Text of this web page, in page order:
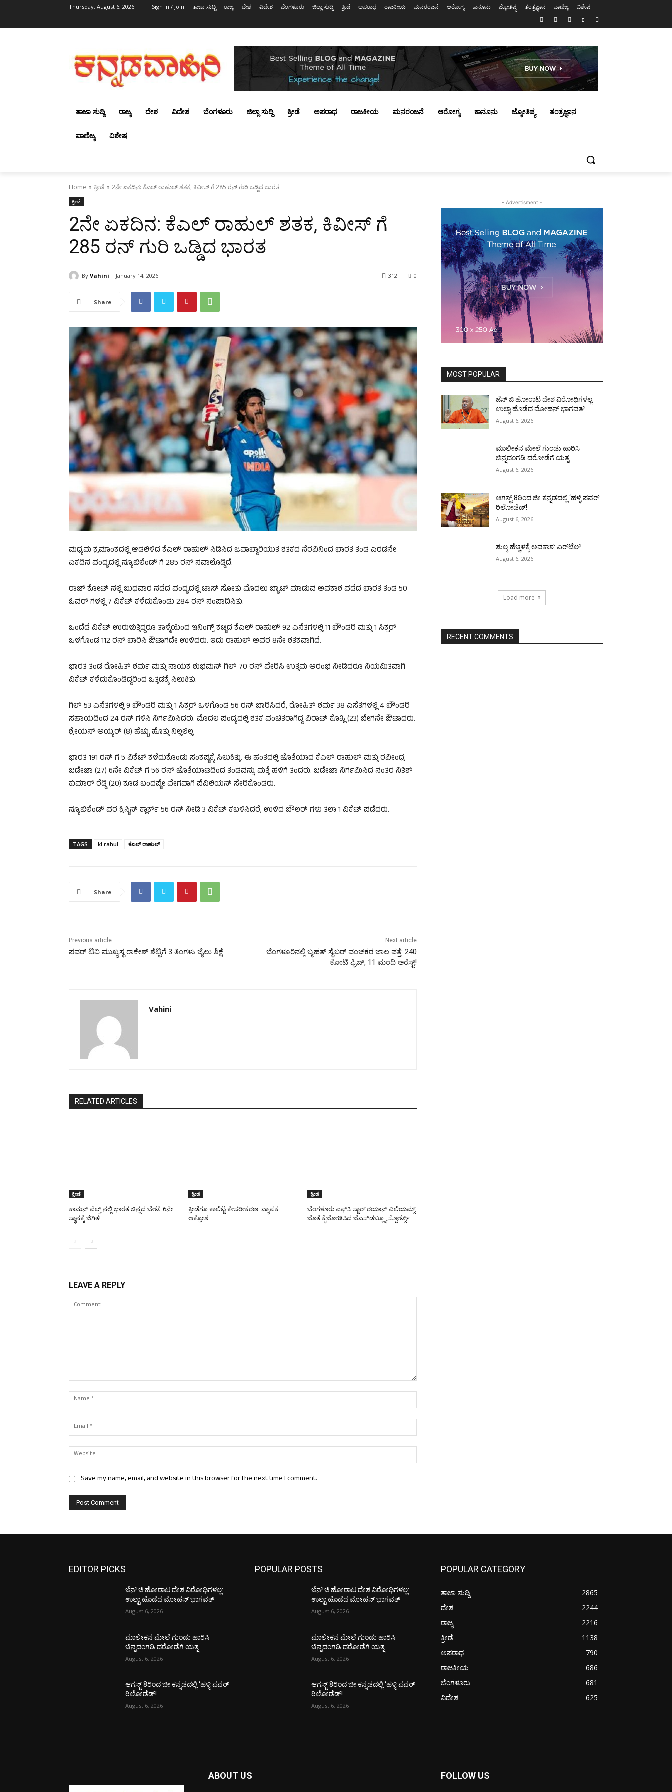
Thursday, August 6, 2026 Sign in / Join ತಾಜಾ ಸುದ್ದಿ ರಾಜ್ಯ ದೇಶ ವಿದೇಶ ಬೆಂಗಳೂರು ಜಿಲ್ಲಾ ಸುದ್ದಿ ಕ್ರೀಡೆ ಅಪರಾಧ ರಾಜಕೀಯ ಮನರಂಜನೆ ಆರೋಗ್ಯ ಕಾನೂನು ಜ್ಯೋತಿಷ್ಯ ತಂತ್ರಜ್ಞಾನ ವಾಣಿಜ್ಯ ವಿಶೇಷ
ತಾಜಾ ಸುದ್ದಿ ರಾಜ್ಯ ದೇಶ ವಿದೇಶ ಬೆಂಗಳೂರು ಜಿಲ್ಲಾ ಸುದ್ದಿ ಕ್ರೀಡೆ ಅಪರಾಧ ರಾಜಕೀಯ ಮನರಂಜನೆ ಆರೋಗ್ಯ ಕಾನೂನು ಜ್ಯೋತಿಷ್ಯ ತಂತ್ರಜ್ಞಾನ
ವಾಣಿಜ್ಯ ವಿಶೇಷ
Home ಕ್ರೀಡೆ 2ನೇ ಏಕದಿನ: ಕೆಎಲ್ ರಾಹುಲ್ ಶತಕ, ಕಿವೀಸ್ ಗೆ 285 ರನ್ ಗುರಿ ಒಡ್ಡಿದ ಭಾರತ
ಕ್ರೀಡೆ
2ನೇ ಏಕದಿನ: ಕೆಎಲ್ ರಾಹುಲ್ ಶತಕ, ಕಿವೀಸ್ ಗೆ
285 ರನ್ ಗುರಿ ಒಡ್ಡಿದ ಭಾರತ
By Vahini January 14, 2026 0
312
Share
ಮಧ್ಯಮ ಕ್ರಮಾಂಕದಲ್ಲಿ ಆಡಲಿಳಿದ ಕೆಎಲ್ ರಾಹುಲ್ ಸಿಡಿಸಿದ ಜವಾಬ್ದಾರಿಯುತ ಶತಕದ ನೆರವಿನಿಂದ ಭಾರತ ತಂಡ ಎರಡನೇ
ಏಕದಿನ ಪಂದ್ಯದಲ್ಲಿ ನ್ಯೂಜಿಲೆಂಡ್ ಗೆ 285 ರನ್ ಸವಾಲೊಡ್ಡಿದೆ.
ರಾಜ್ ಕೋಟ್ ನಲ್ಲಿ ಬುಧವಾರ ನಡೆದ ಪಂದ್ಯದಲ್ಲಿ ಟಾಸ್ ಸೋತು ಮೊದಲು ಬ್ಯಾಟ್ ಮಾಡುವ ಅವಕಾಶ ಪಡೆದ ಭಾರತ ತಂಡ 50
ಓವರ್ ಗಳಲ್ಲಿ 7 ವಿಕೆಟ್ ಕಳೆದುಕೊಂಡು 284 ರನ್ ಸಂಪಾದಿಸಿತು.
ಒಂದೆಡೆ ವಿಕೆಟ್ ಉರುಳುತ್ತಿದ್ದರೂ ತಾಳ್ಮೆಯಿಂದ ಇನಿಂಗ್ಸ್ ಕಟ್ಟಿದ ಕೆಎಲ್ ರಾಹುಲ್ 92 ಎಸೆತಗಳಲ್ಲಿ 11 ಬೌಂಡರಿ ಮತ್ತು 1 ಸಿಕ್ಸರ್
ಒಳಗೊಂಡ 112 ರನ್ ಬಾರಿಸಿ ಔಟಾಗದೇ ಉಳಿದರು. ಇದು ರಾಹುಲ್ ಅವರ 8ನೇ ಶತಕವಾಗಿದೆ.
ಭಾರತ ತಂಡ ರೋಹಿತ್ ಶರ್ಮ ಮತ್ತು ನಾಯಕ ಶುಭಮನ್ ಗಿಲ್ 70 ರನ್ ಪೇರಿಸಿ ಉತ್ತಮ ಆರಂಭ ನೀಡಿದರೂ ನಿಯಮಿತವಾಗಿ
ವಿಕೆಟ್ ಕಳೆದುಕೊಂಡಿದ್ದರಿಂದ ಒತ್ತಡಕ್ಕೆ ಸಿಲುಕಿತು.
ಗಿಲ್ 53 ಎಸೆತಗಳಲ್ಲಿ 9 ಬೌಂಡರಿ ಮತ್ತು 1 ಸಿಕ್ಸರ್ ಒಳಗೊಂಡ 56 ರನ್ ಬಾರಿಸಿದರೆ, ರೋಹಿತ್ ಶರ್ಮ 38 ಎಸೆತಗಳಲ್ಲಿ 4 ಬೌಂಡರಿ
ಸಹಾಯದಿಂದ 24 ರನ್ ಗಳಿಸಿ ನಿರ್ಗಮಿಸಿದರು. ಮೊದಲ ಪಂದ್ಯದಲ್ಲಿ ಶತಕ ವಂಚಿತರಾಗಿದ್ದ ವಿರಾಟ್ ಕೊಹ್ಲಿ (23) ಬೇಗನೇ ಔಟಾದರು.
ಶ್ರೇಯಸ್ ಅಯ್ಯರ್ (8) ಹೆಚ್ಚು ಹೊತ್ತು ನಿಲ್ಲಲಿಲ್ಲ.
ಭಾರತ 191 ರನ್ ಗೆ 5 ವಿಕೆಟ್ ಕಳೆದುಕೊಂಡು ಸಂಕಷ್ಟಕ್ಕೆ ಸಿಲುಕಿತ್ತು. ಈ ಹಂತದಲ್ಲಿ ಜೊತೆಯಾದ ಕೆಎಲ್ ರಾಹುಲ್ ಮತ್ತು ರವೀಂದ್ರ
ಜಡೇಜಾ (27) 6ನೇ ವಿಕೆಟ್ ಗೆ 56 ರನ್ ಜೊತೆಯಾಟದಿಂದ ತಂಡವನ್ನು ಮತ್ತೆ ಹಳಿಗೆ ತಂದರು. ಜಡೇಜಾ ನಿರ್ಗಮಿಸಿದ ನಂತರ ನಿತಿಶ್
ಕುಮಾರ್ ರೆಡ್ಡಿ (20) ಕೂಡ ಬಂದಷ್ಟೇ ವೇಗವಾಗಿ ಪೆವಿಲಿಯನ್ ಸೇರಿಕೊಂಡರು.
ನ್ಯೂಜಿಲೆಂಡ್ ಪರ ಕ್ರಿಸ್ಟಿನ್ ಕ್ಲಾರ್ಕ್ 56 ರನ್ ನೀಡಿ 3 ವಿಕೆಟ್ ಕಬಳಿಸಿದರೆ, ಉಳಿದ ಬೌಲರ್ ಗಳು ತಲಾ 1 ವಿಕೆಟ್ ಪಡೆದರು.
TAGS kl rahul ಕೆಎಲ್ ರಾಹುಲ್
Share
Previous article
ಪವರ್ ಟಿವಿ ಮುಖ್ಯಸ್ಥ ರಾಕೇಶ್ ಶೆಟ್ಟಿಗೆ 3 ತಿಂಗಳು ಜೈಲು ಶಿಕ್ಷೆ
Next article
ಬೆಂಗಳೂರಿನಲ್ಲಿ ಬೃಹತ್ ಸೈಬರ್ ವಂಚಕರ ಜಾಲ ಪತ್ತೆ: 240
ಕೋಟಿ ಫ್ರಿಜ್, 11 ಮಂದಿ ಅರೆಸ್ಟ್!
Vahini
RELATED ARTICLES
ಕ್ರೀಡೆ
ಕಾಮನ್ ವೆಲ್ತ್ ನಲ್ಲಿ ಭಾರತ ಚಿನ್ನದ ಬೇಟೆ: 6ನೇ
ಸ್ಥಾನಕ್ಕೆ ಜಿಗಿತ!
ಕ್ರೀಡೆ
ಕ್ರೀಡೆಗೂ ಕಾಲಿಟ್ಟ ಕೇಸರೀಕರಣ: ವ್ಯಾಪಕ
ಆಕ್ರೋಶ
ಕ್ರೀಡೆ
ಬೆಂಗಳೂರು ಎಫ್‌ಸಿ ಸ್ಟಾರ್ ರಯಾನ್ ವಿಲಿಯಮ್ಸ್
ಜೊತೆ ಕೈಜೋಡಿಸಿದ ಜೆಎಸ್‌ಡಬ್ಲ್ಯೂ ಸ್ಪೋರ್ಟ್ಸ್
LEAVE A REPLY
Save my name, email, and website in this browser for the next time I comment.
- Advertisment -
MOST POPULAR
ಜೆನ್ ಜಿ ಹೋರಾಟ ದೇಶ ವಿರೋಧಿಗಳಲ್ಲ:
ಉಲ್ಟಾ ಹೊಡೆದ ಮೋಹನ್ ಭಾಗವತ್
August 6, 2026
ಮಾಲೀಕನ ಮೇಲೆ ಗುಂಡು ಹಾರಿಸಿ
ಚಿನ್ನದಂಗಡಿ ದರೋಡೆಗೆ ಯತ್ನ
August 6, 2026
ಆಗಸ್ಟ್ 8ರಿಂದ ಜೀ ಕನ್ನಡದಲ್ಲಿ ‘ಹಳ್ಳಿ ಪವರ್
ರಿಲೋಡೆಡ್!
August 6, 2026
ಶುಲ್ಕ ಹೆಚ್ಚಳಕ್ಕೆ ಅವಕಾಶ: ಏರ್‌ಟೆಲ್
August 6, 2026
Load more
RECENT COMMENTS
EDITOR PICKS
ಜೆನ್ ಜಿ ಹೋರಾಟ ದೇಶ ವಿರೋಧಿಗಳಲ್ಲ:
ಉಲ್ಟಾ ಹೊಡೆದ ಮೋಹನ್ ಭಾಗವತ್
August 6, 2026
ಮಾಲೀಕನ ಮೇಲೆ ಗುಂಡು ಹಾರಿಸಿ
ಚಿನ್ನದಂಗಡಿ ದರೋಡೆಗೆ ಯತ್ನ
August 6, 2026
ಆಗಸ್ಟ್ 8ರಿಂದ ಜೀ ಕನ್ನಡದಲ್ಲಿ ‘ಹಳ್ಳಿ ಪವರ್
ರಿಲೋಡೆಡ್!
August 6, 2026
POPULAR POSTS
ಜೆನ್ ಜಿ ಹೋರಾಟ ದೇಶ ವಿರೋಧಿಗಳಲ್ಲ:
ಉಲ್ಟಾ ಹೊಡೆದ ಮೋಹನ್ ಭಾಗವತ್
August 6, 2026
ಮಾಲೀಕನ ಮೇಲೆ ಗುಂಡು ಹಾರಿಸಿ
ಚಿನ್ನದಂಗಡಿ ದರೋಡೆಗೆ ಯತ್ನ
August 6, 2026
ಆಗಸ್ಟ್ 8ರಿಂದ ಜೀ ಕನ್ನಡದಲ್ಲಿ ‘ಹಳ್ಳಿ ಪವರ್
ರಿಲೋಡೆಡ್!
August 6, 2026
POPULAR CATEGORY
ತಾಜಾ ಸುದ್ದಿ
2865
ದೇಶ
2244
ರಾಜ್ಯ
2216
ಕ್ರೀಡೆ
1138
ಅಪರಾಧ
790
ರಾಜಕೀಯ
686
ಬೆಂಗಳೂರು
681
ವಿದೇಶ
625
ABOUT US FOLLOW US